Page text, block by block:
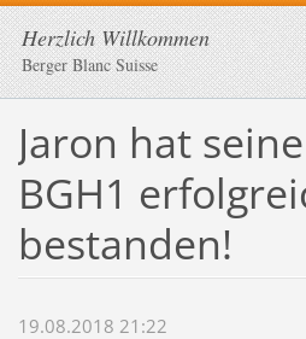
Herzlich Willkommen
Berger Blanc Suisse
Jaron hat
BGH1
bestanden!
19.08.2018 21:22